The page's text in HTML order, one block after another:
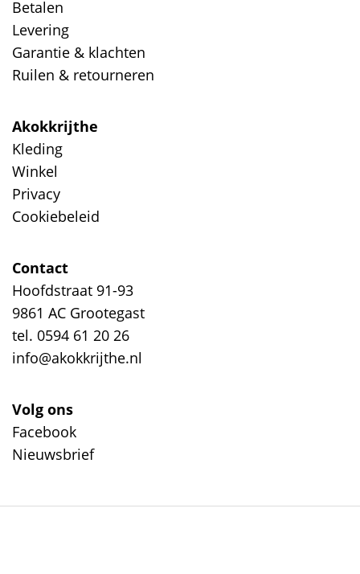
Betalen
Levering
Garantie & klachten
Ruilen & retourneren
Akokkrijthe
Kleding
Winkel
Privacy
Cookiebeleid
Contact
Hoofdstraat 91-93
9861 AC Grootegast
tel. 0594 61 20 26
info@akokkrijthe.nl
Volg ons
Facebook
Nieuwsbrief